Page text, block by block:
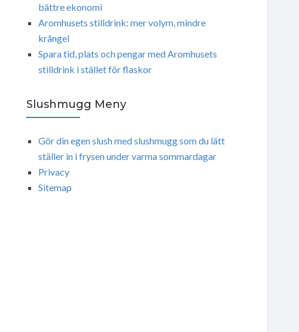
bättre ekonomi
Aromhusets stilldrink: mer volym, mindre
krångel
Spara tid, plats och pengar med Aromhusets
stilldrink i stället för flaskor
Slushmugg Meny
Gör din egen slush med slushmugg som du lätt
ställer in i frysen under varma sommardagar
Privacy
Sitemap